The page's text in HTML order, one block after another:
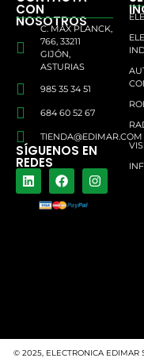
CON
NOSOTROS
C. MAX PLANCK,
766, 33211
GIJÓN,
ASTURIAS
985 35 34 51
684 60 52 67
TIENDA@EDIMAR.COM
SÍGUENOS EN
REDES
© 2025, ELECTRONICA EDIMAR